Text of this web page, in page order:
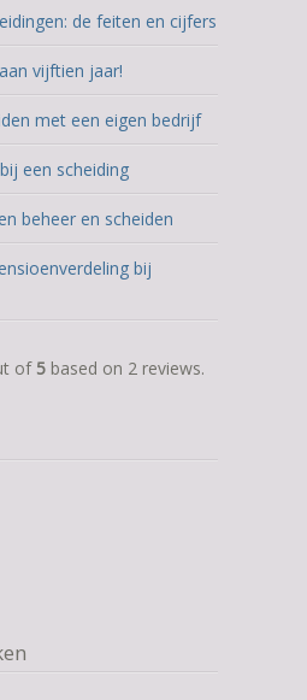
de feiten en cijfers
vijftien jaar!
met een eigen bedrijf
een scheiding
beheer en scheiden
bij
of 5 based on 2 reviews.